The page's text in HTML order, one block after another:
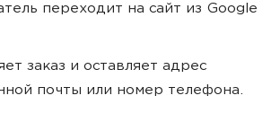
переходит на сайт из Google
заказ и оставляет адрес
почты или номер телефона.